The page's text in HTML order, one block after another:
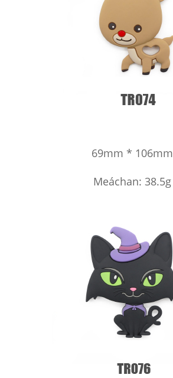
69mm * 106mm
Meáchan: 38.5g